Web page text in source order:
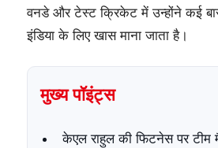
वनडे और टेस्ट क्रिकेट में उन्होंने कई बार
इंडिया के लिए खास माना जाता है।
मुख्य पॉइंट्स
केएल राहुल की फिटनेस पर